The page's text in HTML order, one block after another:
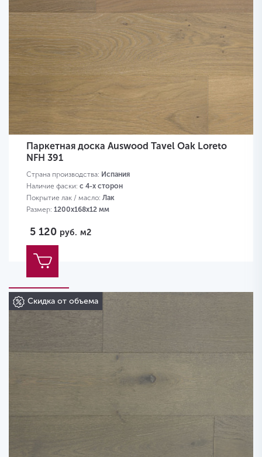
Паркетная доска Auswood Tavel Oak Loreto
NFH 391
Страна производства: Испания
Наличие фаски: с 4-х сторон
Покрытие лак / масло: Лак
Размер: 1200х168х12 мм
5 120 руб. м2
Скидка от объема